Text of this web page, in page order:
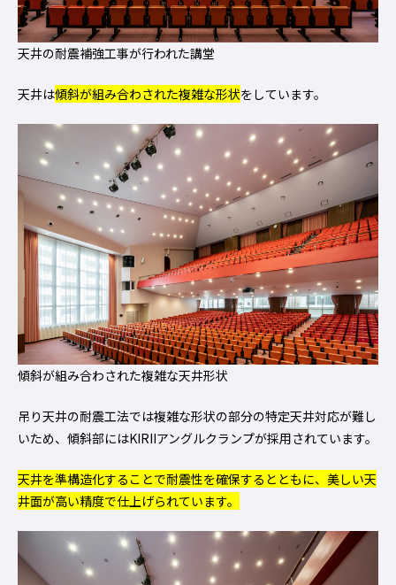
天井の耐震補強工事が行われた講堂
天井は傾斜が組み合わされた複雑な形状をしています。
傾斜が組み合わされた複雑な天井形状
吊り天井の耐震工法では複雑な形状の部分の特定天井対応が難し
いため、傾斜部にはKIRIIアングルクランプが採用されています。
天井を準構造化することで耐震性を確保するとともに、美しい天
井面が高い精度で仕上げられています。